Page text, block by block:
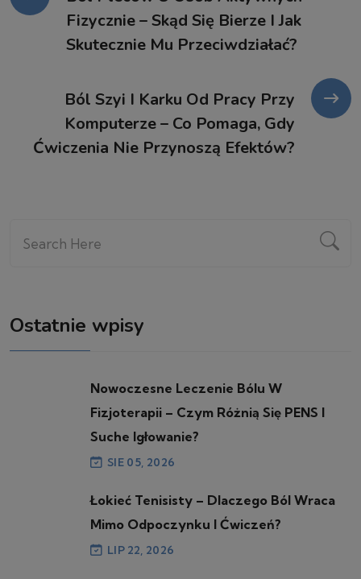
Fizycznie – Skąd Się Bierze I Jak
Skutecznie Mu Przeciwdziałać?
Ból Szyi I Karku Od Pracy Przy
Komputerze – Co Pomaga, Gdy
Ćwiczenia Nie Przynoszą Efektów?
Ostatnie wpisy
Nowoczesne Leczenie Bólu W
Fizjoterapii – Czym Różnią Się PENS I
Suche Igłowanie?
SIE 05, 2026
Łokieć Tenisisty – Dlaczego Ból Wraca
Mimo Odpoczynku I Ćwiczeń?
LIP 22, 2026